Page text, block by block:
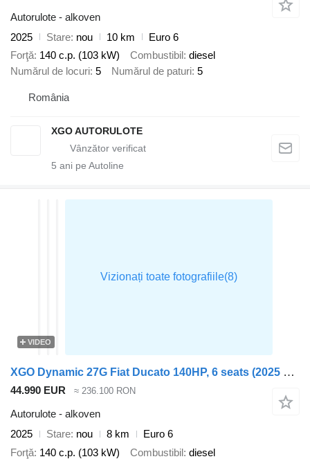
Autorulote - alkoven
2025
Stare nou 10 km
Euro 6
Forţă 140 c.p. (103 kW) Combustibil diesel
Numărul de locuri 5 Numărul de paturi 5
România
XGO AUTORULOTE
5 ani pe Autoline
VIDEO
XGO Dynamic 27G Fiat Ducato 140HP, 6 seats (2025 model)
44.990 EUR ≈ 236.100 RON
Autorulote - alkoven
2025
Stare nou 8 km
Euro 6
Forţă 140 c.p. (103 kW) Combustibil diesel